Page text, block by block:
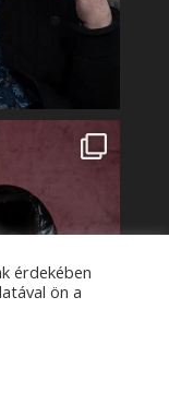
érdekében
ön a